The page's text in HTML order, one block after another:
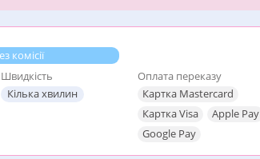
комісії
Швидкість
Кілька хвилин
Оплата переказу
Картка Mastercard
Картка Visa
Apple Pay
Google Pay